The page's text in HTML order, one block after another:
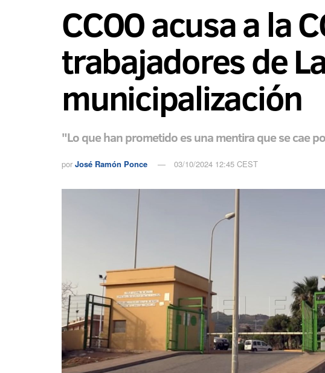
CCOO acusa a la
trabajadores de
municipalización
"Lo que han prometido es una mentira que se cae
por José Ramón Ponce 03/10/2024 12:45 CEST